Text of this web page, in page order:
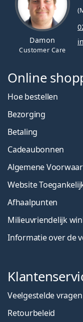
Damon
Customer Care
Online
Hoe bestellen
Bezorging
Betaling
Cadeaubonnen
Algemene
Website
Afhaalpunten
Milieuvriendelijk
Informatie over de
Veelgestelde vragen
Retourbeleid